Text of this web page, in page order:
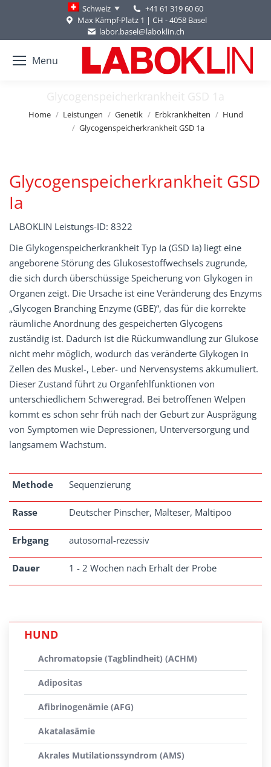
Schweiz
+41 61 319 60 60
Max Kämpf-Platz 1 | CH - 4058 Basel
labor.basel@laboklin.ch
Menu
Glycogenspeicherkrankheit GSD 1a
You are here:
Home Leistungen Genetik Erbkrankheiten
Hund
Glycogenspeicherkrankheit GSD 1a
Glycogenspeicherkrankheit GSD
Ia
LABOKLIN Leistungs-ID: 8322
Die Glykogenspeicherkrankheit Typ Ia (GSD Ia) liegt eine
angeborene Störung des Glukosestoffwechsels zugrunde,
die sich durch überschüssige Speicherung von Glykogen in
Organen zeigt. Die Ursache ist eine Veränderung des Enzyms
„Glycogen Branching Enzyme (GBE)“, das für die korrekte
räumliche Anordnung des gespeicherten Glycogens
zuständig ist. Dadurch ist die Rückumwandlung zur Glukose
nicht mehr möglich, wodurch das veränderte Glykogen in
Zellen des Muskel-, Leber- und Nervensystems akkumuliert.
Dieser Zustand führt zu Organfehlfunktionen von
unterschiedlichem Schweregrad. Bei betroffenen Welpen
kommt es schon sehr früh nach der Geburt zur Ausprägung
von Symptomen wie Depressionen, Unterversorgung und
langsamem Wachstum.
Methode Sequenzierung
Rasse Deutscher Pinscher, Malteser, Maltipoo
Erbgang autosomal-rezessiv
Dauer 1 - 2 Wochen nach Erhalt der Probe
HUND
Achromatopsie (Tagblindheit) (ACHM)
Adipositas
Afibrinogenämie (AFG)
Akatalasämie
Akrales Mutilationssyndrom (AMS)